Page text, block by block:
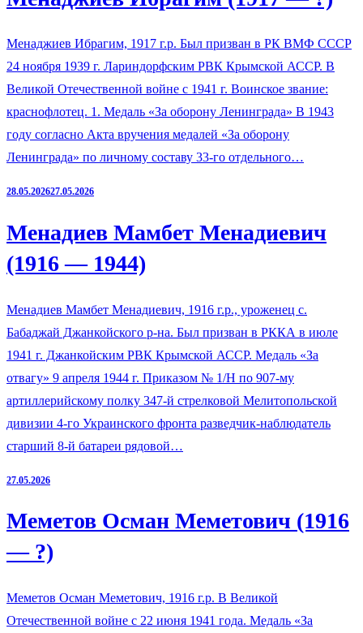
Менаджиев Ибрагим, 1917 г.р. Был призван в РК ВМФ СССР
24 ноября 1939 г. Лариндорфским РВК Крымской АССР. В
Великой Отечественной войне с 1941 г. Воинское звание:
краснофлотец. 1. Медаль «За оборону Ленинграда» В 1943
году согласно Акта вручения медалей «За оборону
Ленинграда» по личному составу 33-го отдельного…
28.05.202627.05.2026
Менадиев Мамбет Менадиевич
(1916 — 1944)
Менадиев Мамбет Менадиевич, 1916 г.р., уроженец с.
Бабаджай Джанкойского р-на. Был призван в РККА в июле
1941 г. Джанкойским РВК Крымской АССР. Медаль «За
отвагу» 9 апреля 1944 г. Приказом № 1/Н по 907-му
артиллерийскому полку 347-й стрелковой Мелитопольской
дивизии 4-го Украинского фронта разведчик-наблюдатель
старший 8-й батареи рядовой…
27.05.2026
Меметов Осман Меметович (1916
— ?)
Меметов Осман Меметович, 1916 г.р. В Великой
Отечественной войне с 22 июня 1941 года. Медаль «За